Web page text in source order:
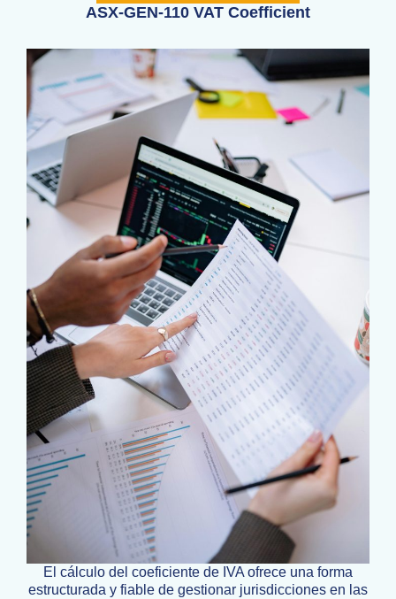
ASX-GEN-110 VAT Coefficient
El cálculo del coeficiente de IVA ofrece una forma
estructurada y fiable de gestionar jurisdicciones en las